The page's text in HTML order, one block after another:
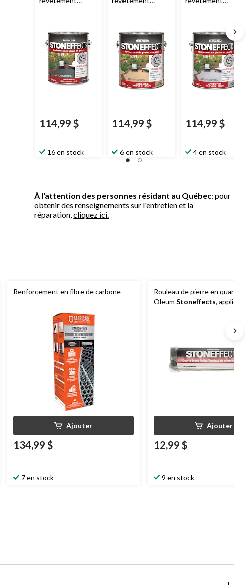
Stoneffectspour
pierre en quartz et
béton, gris
ardoise, 3,47 L
114,99 $
16 en stock
Stoneffectspour
pierre en quartz et
béton, sable
d'Arizona, 3,47 L
114,99 $
6 en stock
Stoneffectspour
pierre en quartz et
béton, plage
argenté, 3,47 L
114,99 $
4 en stock
À l'attention des personnes résidant au Québec: pour
obtenir des renseignements sur l'entretien et la
réparation,cliquez ici.
Renforcement en fibre de carbone
Ajouter
134,99 $
7 en stock
Rouleau de pierre en quartz
Oleum Stoneffects,
Ajouter
12,99 $
9 en stock